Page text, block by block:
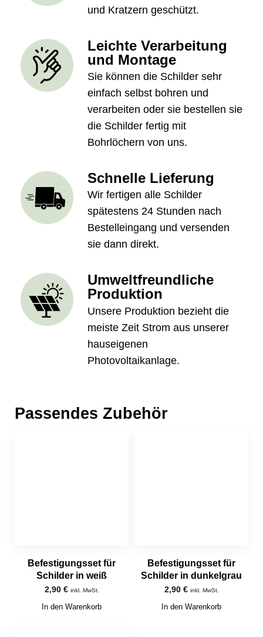
und Kratzern geschützt.
Leichte Verarbeitung
und Montage
Sie können die Schilder sehr
einfach selbst bohren und
verarbeiten oder sie bestellen sie
die Schilder fertig mit
Bohrlöchern von uns.
Schnelle Lieferung
Wir fertigen alle Schilder
spätestens 24 Stunden nach
Bestelleingang und versenden
sie dann direkt.
Umweltfreundliche
Produktion
Unsere Produktion bezieht die
meiste Zeit Strom aus unserer
hauseigenen
Photovoltaikanlage.
Passendes Zubehör
Befestigungsset für
Schilder in weiß
2,90 € inkl. MwSt.
In den Warenkorb
Befestigungsset für
Schilder in dunkelgrau
2,90 € inkl. MwSt.
In den Warenkorb